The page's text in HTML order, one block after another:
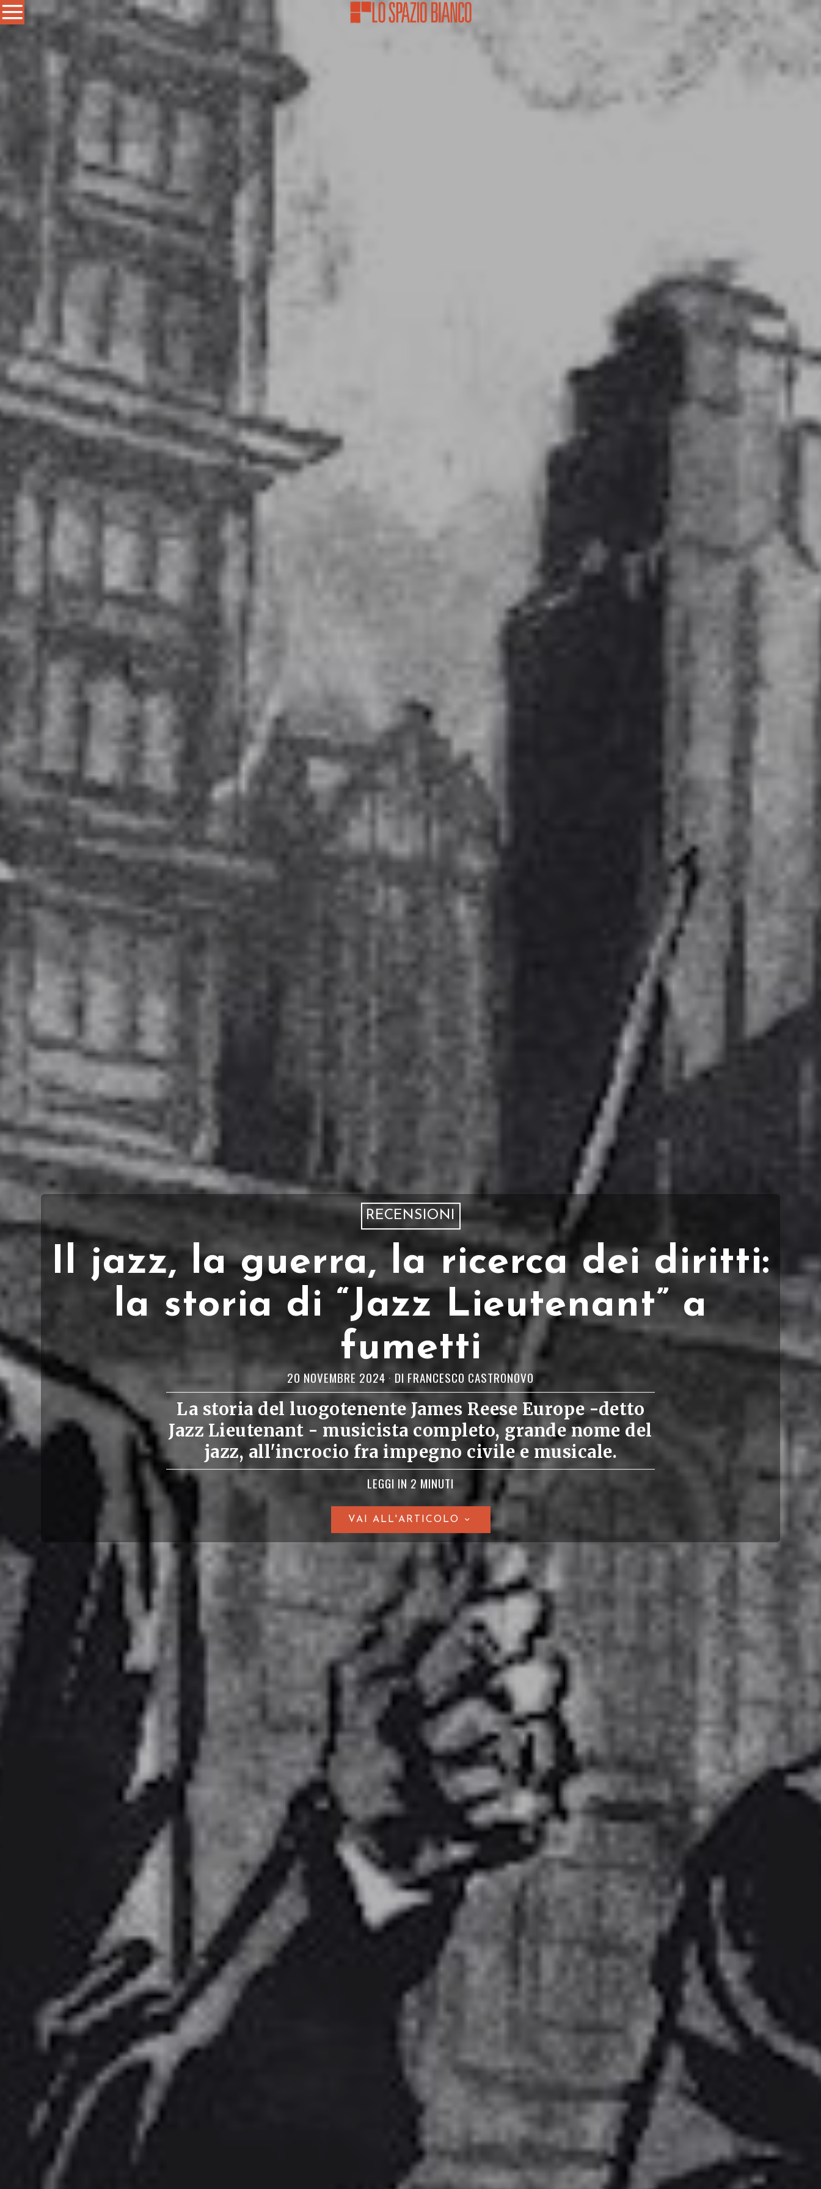
RECENSIONI
Il jazz, la guerra, la ricerca dei diritti:
la storia di “Jazz Lieutenant” a
fumetti
20 NOVEMBRE 2024 DI FRANCESCO CASTRONOVO
La storia del luogotenente James Reese Europe -detto
Jazz Lieutenant - musicista completo, grande nome del
jazz, all'incrocio fra impegno civile e musicale.
LEGGI IN 2 MINUTI
VAI ALL'ARTICOLO